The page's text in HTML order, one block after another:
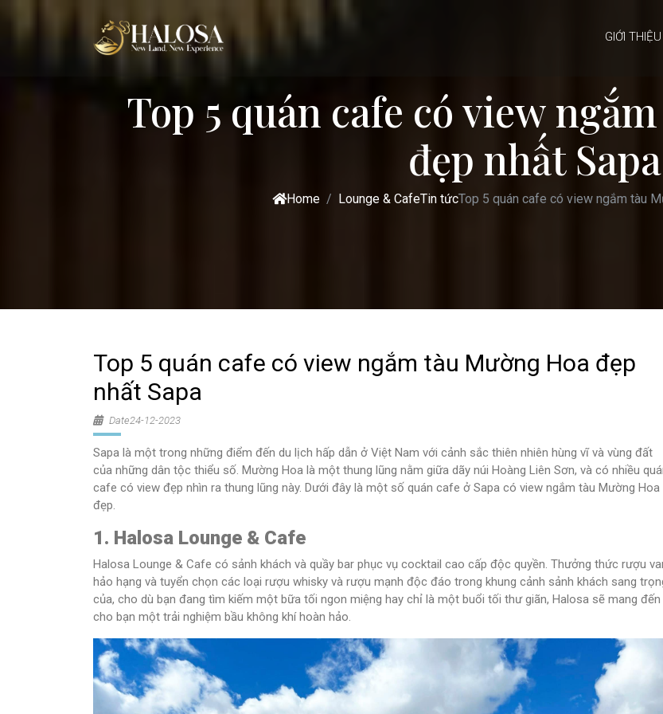
GIỚI THIỆU
Top 5 quán cafe có view
đẹp nhất Sapa
Home Lounge & CafeTin tứcTop 5 quán cafe có view ngắm tàu
Top 5 quán cafe có view ngắm tàu Mường Hoa đẹp
nhất Sapa
Date24-12-2023
Sapa là một trong những điểm đến du lịch hấp dẫn ở Việt Nam với cảnh sắc thiên nhiên hùng vĩ và vùng đất
của những dân tộc thiểu số. Mường Hoa là một thung lũng nằm giữa dãy núi Hoàng Liên Sơn, và có nhiều
cafe có view đẹp nhìn ra thung lũng này. Dưới đây là một số quán cafe ở Sapa có view ngắm tàu Mường Hoa
đẹp.
1. Halosa Lounge & Cafe
Halosa Lounge & Cafe có sảnh khách và quầy bar phục vụ cocktail cao cấp độc quyền. Thưởng thức rượu
hảo hạng và tuyển chọn các loại rượu whisky và rượu mạnh độc đáo trong khung cảnh sảnh khách sang
của, cho dù bạn đang tìm kiếm một bữa tối ngon miệng hay chỉ là một buổi tối thư giãn, Halosa sẽ mang đến
cho bạn một trải nghiệm bầu không khí hoàn hảo.